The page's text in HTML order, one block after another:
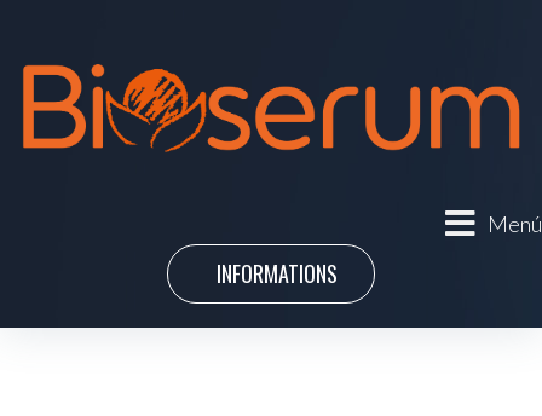
Menú
INFORMATIONS